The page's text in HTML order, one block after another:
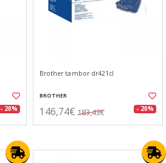
- 20%
Brother tambor dr421cl
BROTHER
146,74€ 183,43€ - 20%